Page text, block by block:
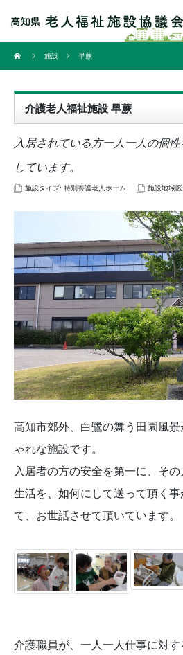
施設 早蕨
介護老人福祉施設 早蕨
入居されている方一人一人の個
しています。
施設タイプ: 特別養護老人ホーム 施設地域区
高知市郊外、白鷺の舞う田園風
ゃれな施設です。
入居者の方の安全を第一に、そ
生活を、如何にして送って頂く事
て、お世話させて頂いています。
介護職員が、一人一人仕事に対